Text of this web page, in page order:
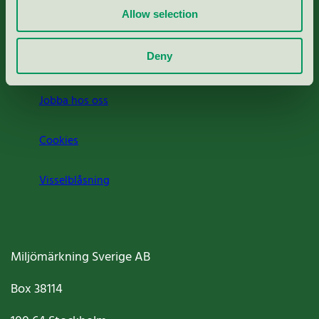
Allow selection
Deny
Jobba hos oss
Cookies
Visselblåsning
Miljömärkning Sverige AB
Box38114